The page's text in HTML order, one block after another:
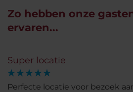
Zo hebben onze
ervaren...
Super locatie
Perfecte locatie voor bezoek